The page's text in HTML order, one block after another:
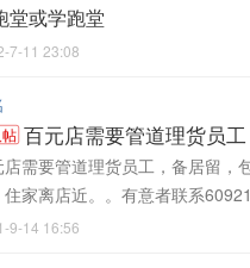
堂或学跑堂
7-11 23:08
百元店需要管道理货员
店需要管道理货员工，备居留，
住家离店近。。有意者联系
9-14 16:56